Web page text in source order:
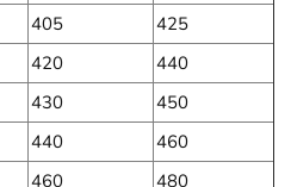
405
425
420
440
430
450
440
460
460
480